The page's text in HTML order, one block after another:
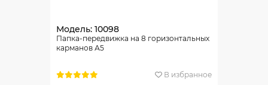
Модель: 10098
Папка-передвижка на 8 горизонтальных
карманов А5
В избранное